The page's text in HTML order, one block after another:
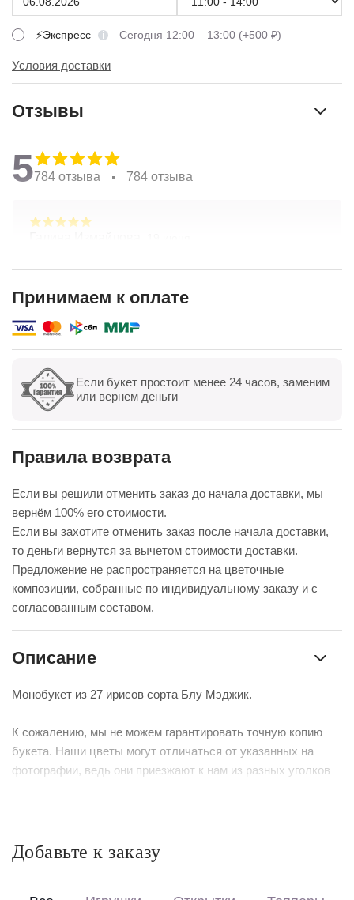
⚡Экспресс Сегодня 12:00 – 13:00 (+500 ₽)
Условия доставки
Отзывы
5784 отзыва 784 отзыва
городе, заказываю через приложение. Всегда
доставка. Огромное спасибо за настроение
Показать все Оставить отзыв
Принимаем к оплате
Если букет простоит менее 24 часов, заменим
или вернем деньги
Правила возврата
Если вы решили отменить заказ до начала доставки, мы
вернём 100% его стоимости.
Если вы захотите отменить заказ после начала доставки,
то деньги вернутся за вычетом стоимости доставки.
Предложение не распространяется на цветочные
композиции, собранные по индивидуальному заказу и с
согласованным составом.
Описание
Монобукет из 27 ирисов сорта Блу Мэджик.
К сожалению, мы не можем гарантировать точную копию
букета. Наши цветы могут отличаться от указанных на
фотографии, ведь они приезжают к нам из разных уголков
уверенными.
Добавьте к заказу